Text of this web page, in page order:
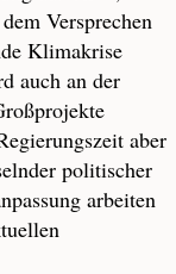
Versprechen
Klimakrise
auch an der
aber
politischer
arbeiten